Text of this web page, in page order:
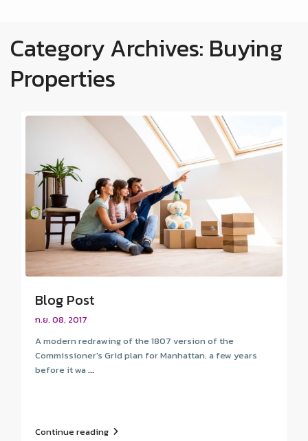
Category Archives: Buying
Properties
Blog Post
ก.ย. 08, 2017
A modern redrawing of the 1807 version of the
Commissioner's Grid plan for Manhattan, a few years
before it wa...
Continue reading